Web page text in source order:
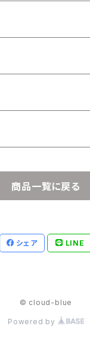
商品一覧に戻る
シェア LINE
© cloud-blue
Powered by